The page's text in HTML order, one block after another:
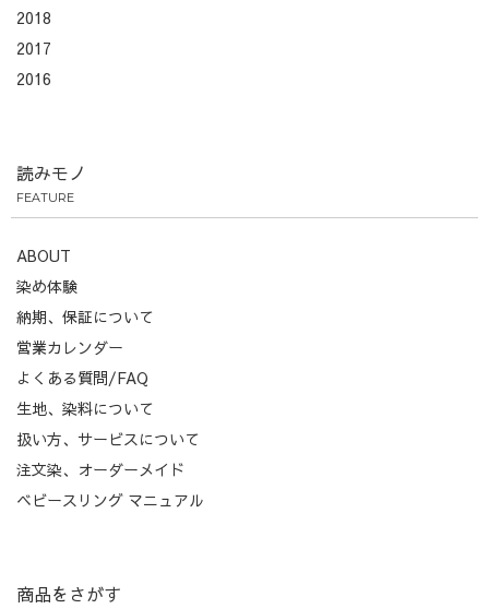
2018
2017
2016
読みモノ
FEATURE
ABOUT
染め体験
納期、保証について
営業カレンダー
よくある質問/FAQ
生地、染料について
扱い方、サービスについて
注文染、オーダーメイド
ベビースリング マニュアル
商品をさがす